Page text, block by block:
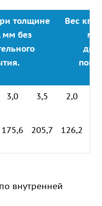
толщине
мм без
Вес кг/
3,0 3,5 2,0
175,6 205,7 126,2
внутренней